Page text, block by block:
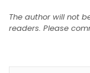
The author will not
readers. Please